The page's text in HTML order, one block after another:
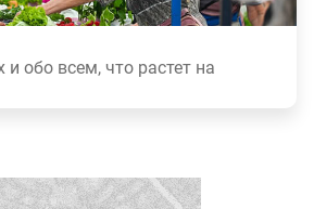
и обо всем, что растет на